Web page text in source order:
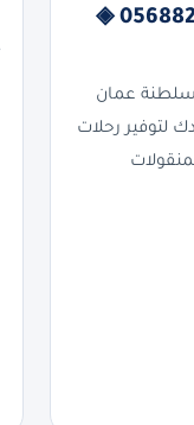
سلطنة عمان | 0568829975 ◈
عمان
لتوفير رحلات